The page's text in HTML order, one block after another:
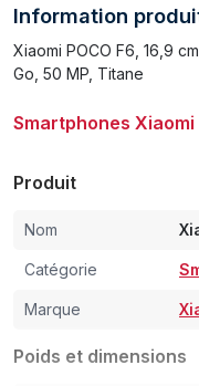
Information
Xiaomi POCO F6, 16,9
Go, 50 MP, Titane
Smartphones Xiaomi
Produit
Nom
Catégorie
Marque
Poids et dimensions